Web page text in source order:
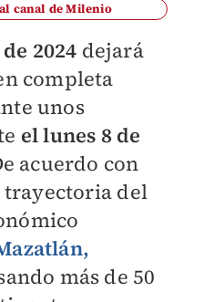
canal de Milenio
2024 dejará
completa
unos
el lunes 8 de
acuerdo con
trayectoria del
más de 50